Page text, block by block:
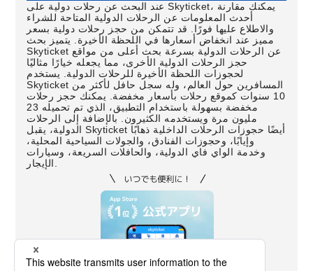
عند البحث عن رحلات دولية على Skyticket، يمكنك مقارنة
أحدث المعلومات عن الرحلات الدولية المتاحة للشراء
والاطلاع عليها فورًا. قد تتمكن من حجز رحلات دولية بسعر
مميز عند انخفاض أسعارها في اللحظة الأخيرة. يتميز بحث
Skyticket عن الرحلات الدولية بسرعة بحث أعلى من مواقع
حجز الرحلات الدولية الأخرى، مما يجعله خيارًا مثاليًا
لحجوزات اللحظة الأخيرة للرحلات الدولية. يستخدم
Skyticket المسافرين حول العالم، وله سجل حافل لأكثر من
10 سنوات كموقع رحلات بأسعار مخفضة. يمكنك حجز رحلات
مخفضة بسهولة باستخدام التطبيق، الذي تم تحميله 23
مليون مرة ويستخدمه الكثيرون. بالإضافة إلى الرحلات
الدولية، يقبل Skyticket أيضًا حجوزات الرحلات الداخلية ذهابًا
وإيابًا، وحجوزات الفنادق، والجولات السياحية المحلية،
وخدمة الواي فاي الدولية، والحافلات السريعة، وسيارات